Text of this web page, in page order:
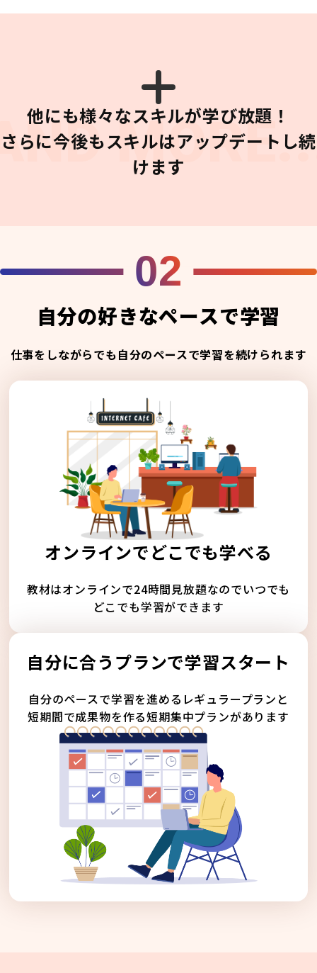
他にも様々なスキルが学び放題！
さらに今後もスキルはアップデートし続
けます
02
自分の好きなペースで学習
仕事をしながらでも自分のペースで学習を続けられます
オンラインでどこでも学べる
教材はオンラインで24時間見放題なのでいつでも
どこでも学習ができます
自分に合うプランで学習スタート
自分のペースで学習を進めるレギュラープランと
短期間で成果物を作る短期集中プランがあります